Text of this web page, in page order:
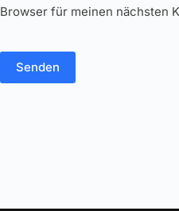
Browser für meinen nächsten
Senden